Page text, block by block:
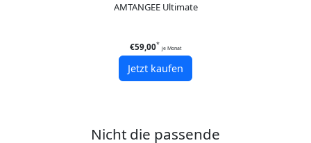
AMTANGEE Ultimate
€59,00* je Monat
Jetzt kaufen
Nicht die passende